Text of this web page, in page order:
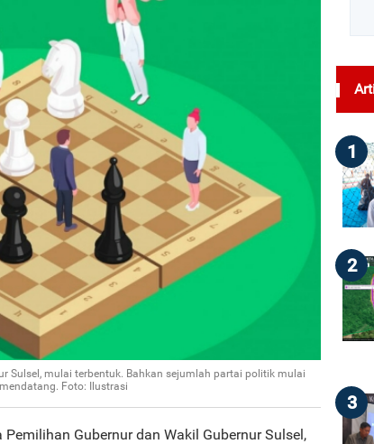
Sulsel, mulai terbentuk. Bahkan sejumlah partai politik mulai
Foto: Ilustrasi
Gubernur dan Wakil Gubernur Sulsel,
1
2
3